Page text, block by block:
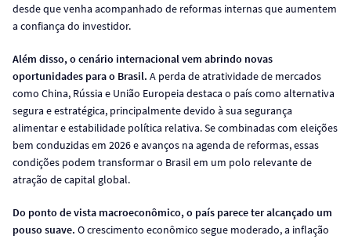
desde que venha acompanhado de reformas internas que aumentem
a confiança do investidor.
Além disso, o cenário internacional vem abrindo novas
oportunidades para o Brasil. A perda de atratividade de mercados
como China, Rússia e União Europeia destaca o país como alternativa
segura e estratégica, principalmente devido à sua segurança
alimentar e estabilidade política relativa. Se combinadas com eleições
bem conduzidas em 2026 e avanços na agenda de reformas, essas
condições podem transformar o Brasil em um polo relevante de
atração de capital global.
Do ponto de vista macroeconômico, o país parece ter alcançado um
pouso suave. O crescimento econômico segue moderado, a inflação